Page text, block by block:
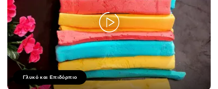
Γλυκό και Επιδόρπιο